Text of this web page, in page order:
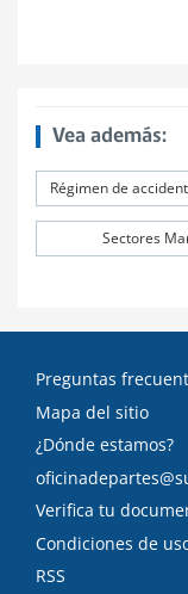
Vea además:
Régimen de
Sectores
Preguntas
Mapa del sitio
¿Dónde estamos?
Verifica tu
Condiciones de
RSS